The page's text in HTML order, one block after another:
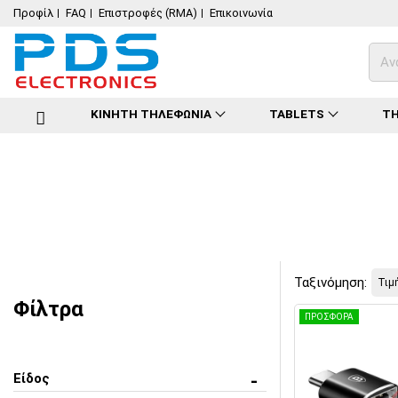
Προφίλ FAQ Επιστροφές (RMA) Επικοινωνία
ΚΙΝΗΤΗ ΤΗΛΕΦΩΝΙΑ TABLETS
Φίλτρα
Είδος
Ταξινόμηση:
ΠΡΟΣΦΟΡΑ